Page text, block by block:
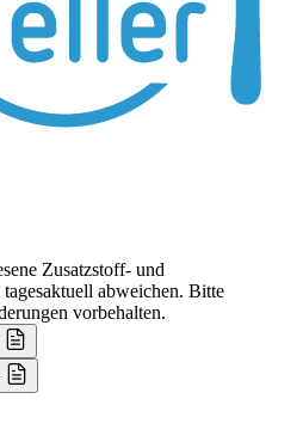
Zusatzstoff- und
abweichen. Bitte
vorbehalten.